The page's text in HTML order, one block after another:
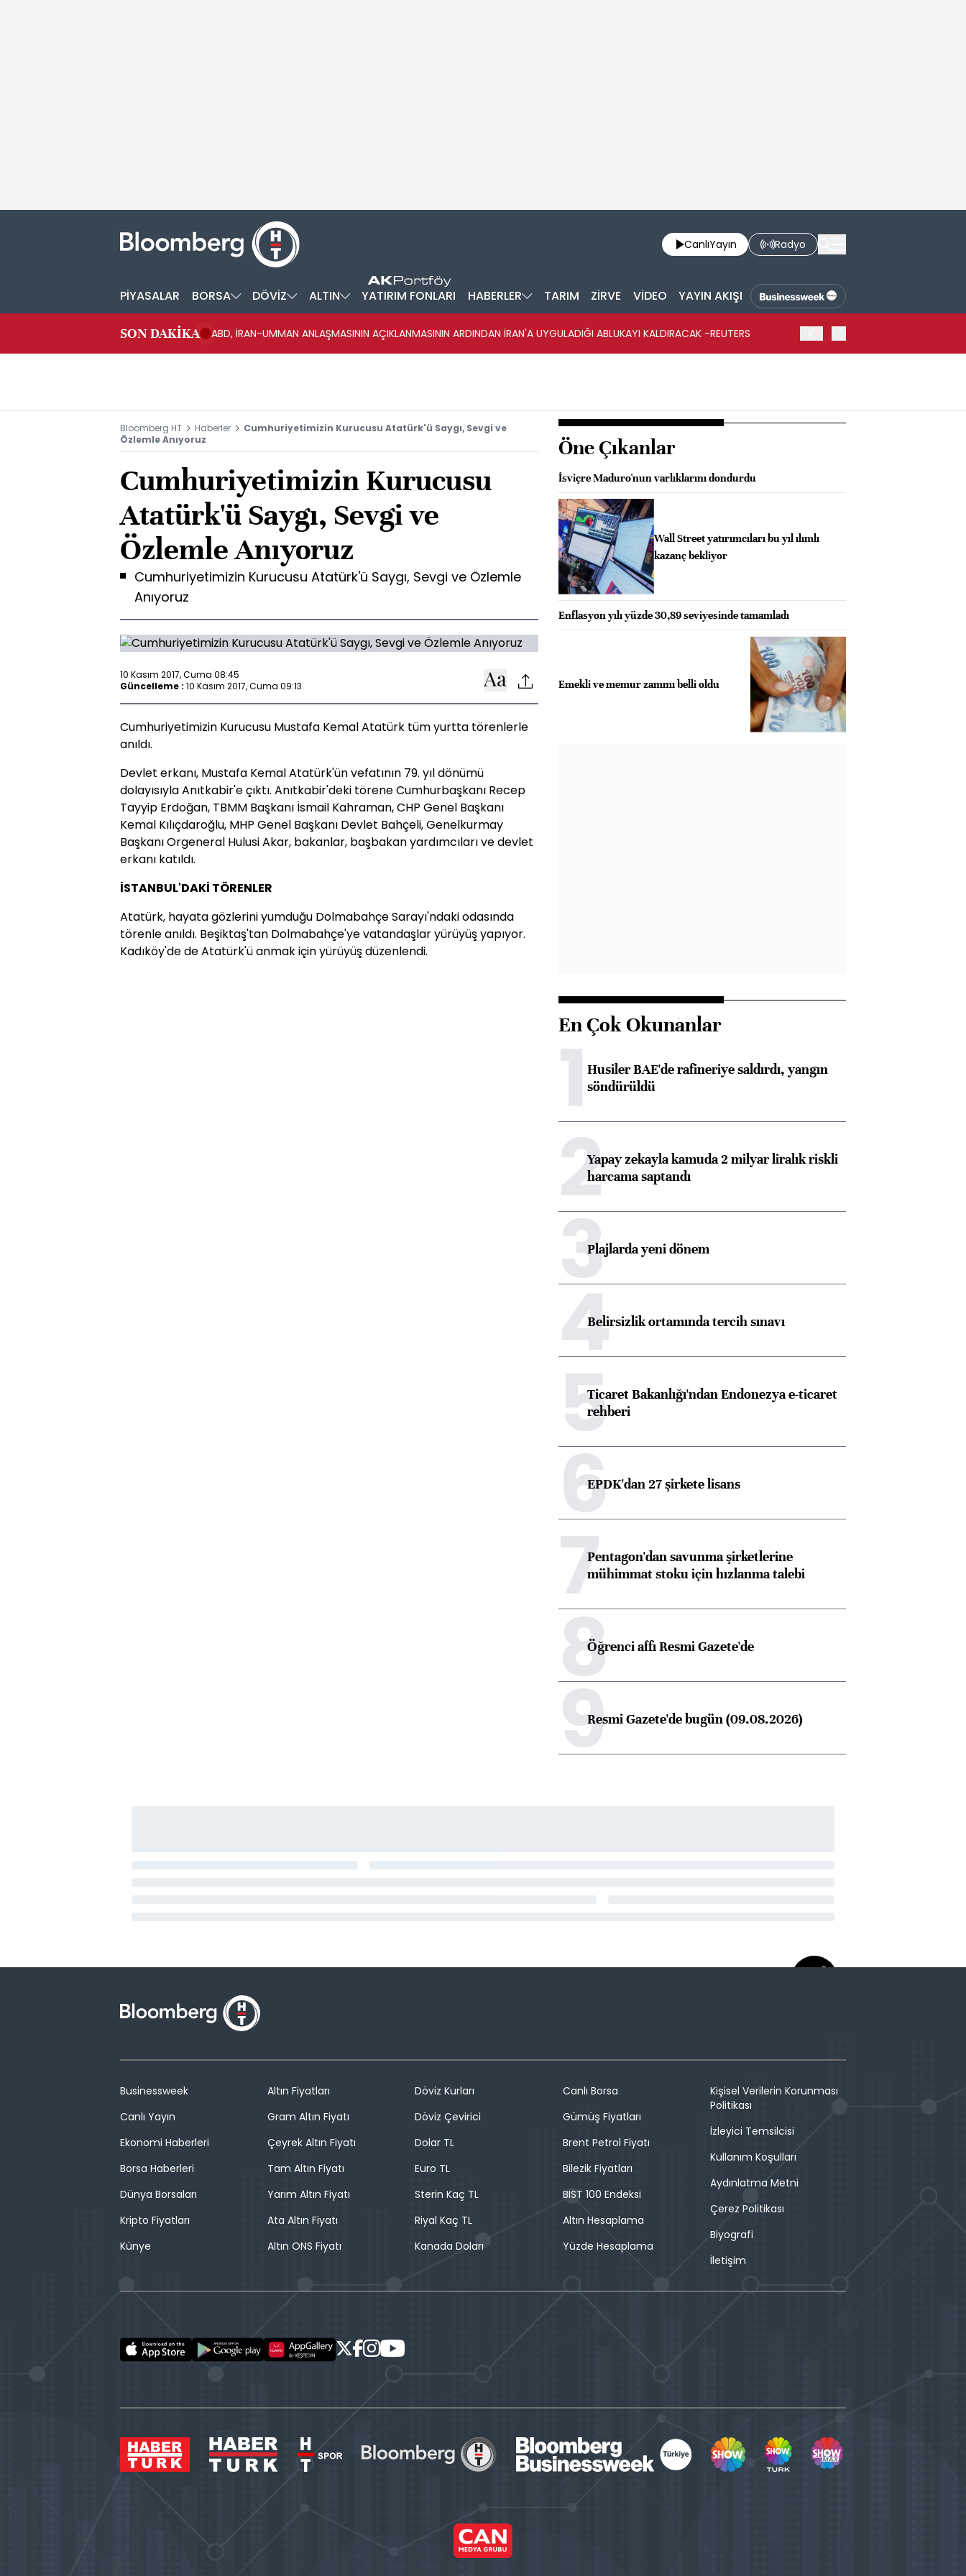
CanlıYayın Radyo
PİYASALAR BORSA DÖVİZ ALTIN YATIRIM FONLARI HABERLER TARIM ZİRVE VİDEO YAYIN AKIŞI
SON DAKİKA ABD, İRAN-UMMAN ANLAŞMASININ AÇIKLANMASININ ARDINDAN İRAN'A UYGULADIĞI ABLUKAYI KALDIRACAK -REUTERS
Bloomberg HT Haberler
Cumhuriyetimizin Kurucusu Atatürk'ü Saygı, Sevgi ve
Özlemle Anıyoruz
Cumhuriyetimizin Kurucusu
Atatürk'ü Saygı, Sevgi ve
Özlemle Anıyoruz
Cumhuriyetimizin Kurucusu Atatürk'ü Saygı, Sevgi ve Özlemle
Anıyoruz
10 Kasım 2017, Cuma 08:45
Güncelleme : 10 Kasım 2017, Cuma 09:13
Cumhuriyetimizin Kurucusu Mustafa Kemal Atatürk tüm yurtta törenlerle
anıldı.
Devlet erkanı, Mustafa Kemal Atatürk'ün vefatının 79. yıl dönümü
dolayısıyla Anıtkabir'e çıktı. Anıtkabir'deki törene Cumhurbaşkanı Recep
Tayyip Erdoğan, TBMM Başkanı İsmail Kahraman, CHP Genel Başkanı
Kemal Kılıçdaroğlu, MHP Genel Başkanı Devlet Bahçeli, Genelkurmay
Başkanı Orgeneral Hulusi Akar, bakanlar, başbakan yardımcıları ve devlet
erkanı katıldı.
İSTANBUL'DAKİ TÖRENLER
Atatürk, hayata gözlerini yumduğu Dolmabahçe Sarayı'ndaki odasında
törenle anıldı. Beşiktaş'tan Dolmabahçe'ye vatandaşlar yürüyüş yapıyor.
Kadıköy'de de Atatürk'ü anmak için yürüyüş düzenlendi.
Öne Çıkanlar
İsviçre Maduro'nun varlıklarını dondurdu
Wall Street yatırımcıları bu yıl ılımlı
kazanç bekliyor
Enflasyon yılı yüzde 30,89 seviyesinde tamamladı
Emekli ve memur zammı belli oldu
En Çok Okunanlar
1Husiler BAE'de rafineriye saldırdı, yangın
söndürüldü
2Yapay zekayla kamuda 2 milyar liralık riskli
harcama saptandı
3Plajlarda yeni dönem
4Belirsizlik ortamında tercih sınavı
5Ticaret Bakanlığı'ndan Endonezya e-ticaret
rehberi
6EPDK'dan 27 şirkete lisans
7Pentagon'dan savunma şirketlerine
mühimmat stoku için hızlanma talebi
8Öğrenci affı Resmi Gazete'de
9Resmi Gazete'de bugün (09.08.2026)
Businessweek
Canlı Yayın
Ekonomi Haberleri
Borsa Haberleri
Dünya Borsaları
Kripto Fiyatları
Künye
Altın Fiyatları
Gram Altın Fiyatı
Çeyrek Altın Fiyatı
Tam Altın Fiyatı
Yarım Altın Fiyatı
Ata Altın Fiyatı
Altın ONS Fiyatı
Döviz Kurları
Döviz Çevirici
Dolar TL
Euro TL
Sterin Kaç TL
Riyal Kaç TL
Kanada Doları
Canlı Borsa
Gümüş Fiyatları
Brent Petrol Fiyatı
Bilezik Fiyatları
BIST 100 Endeksi
Altın Hesaplama
Yüzde Hesaplama
Kişisel Verilerin Korunması
Politikası
İzleyici Temsilcisi
Kullanım Koşulları
Aydınlatma Metni
Çerez Politikası
Biyografi
İletişim